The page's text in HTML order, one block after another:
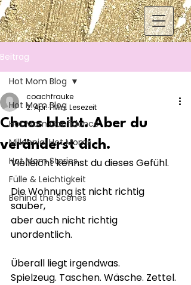
Beitrag
Hot Mom Blog
Hot Mom Confidence
Millennial Hot Moms
Hot Mom Stories
Fülle & Leichtigkeit
Behind the Scenes
Hot Mom Blog
Chaos bleibt. Aber du
veränderst dich.
coachfrauke
2. Apr.1 Min. Lesezeit
Vielleicht kennst du dieses Gefühl.
Die Wohnung ist nicht richtig
sauber,
aber auch nicht richtig
unordentlich.
Überall liegt irgendwas.
Spielzeug. Taschen. Wäsche. Zettel.